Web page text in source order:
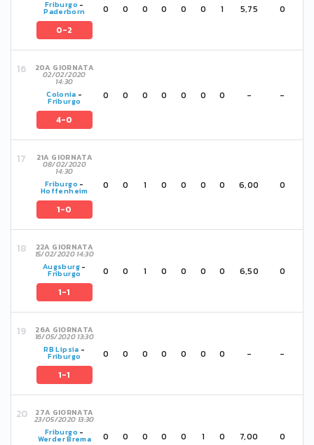
Friburgo -
Paderborn
0-2
0 0 0 0 0 0 1 5,75 0
20A GIORNATA
02/02/2020
14:30
Colonia -
Friburgo
4-0
0 0 0 0 0 0 0 - -
21A GIORNATA
08/02/2020
14:30
Friburgo -
Hoffenheim
1-0
0 0 1 0 0 0 0 6,00 0
22A GIORNATA
15/02/2020 14:30
Augsburg-
Friburgo
1-1
0 0 1 0 0 0 0 6,50 0
26A GIORNATA
16/05/2020 13:30
RB Lipsia -
Friburgo
1-1
0 0 0 0 0 0 0 - -
27A GIORNATA
23/05/2020 13:30
Friburgo -
Werder Brema 0 0 0 0 0 1 0 7,00 0